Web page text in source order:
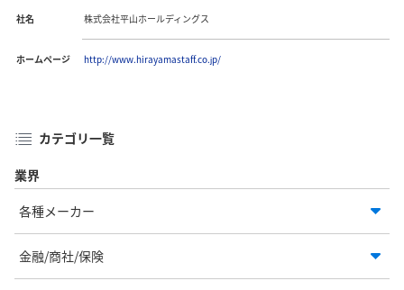
社名 株式会社平山ホールディングス
ホームページ http://www.hirayamastaff.co.jp/
カテゴリ一覧
業界
各種メーカー
金融/商社/保険